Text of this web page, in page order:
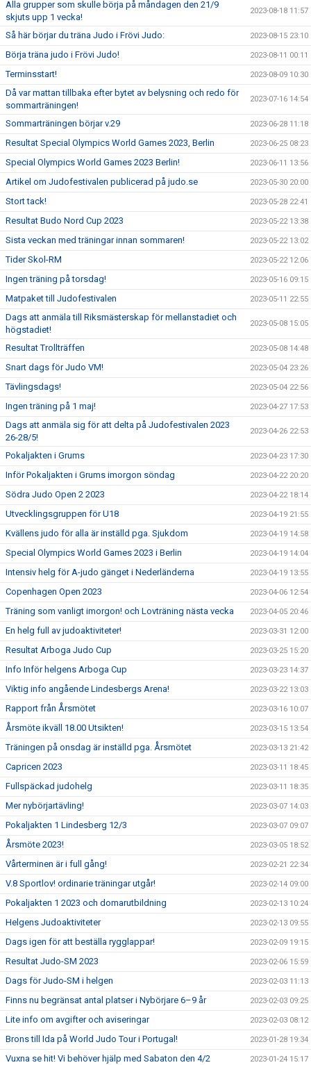
Alla grupper som skulle börja på måndagen den 21/9
skjuts upp 1 vecka!
2023-08-18 11:57
Så här börjar du träna Judo i Frövi Judo: 2023-08-15 23:10
Börja träna judo i Frövi Judo! 2023-08-11 00:11
Terminsstart! 2023-08-09 10:30
Då var mattan tillbaka efter bytet av belysning och redo för
sommarträningen!
2023-07-16 14:54
Sommarträningen börjar v.29 2023-06-28 11:18
Resultat Special Olympics World Games 2023, Berlin 2023-06-25 08:23
Special Olympics World Games 2023 Berlin! 2023-06-11 13:56
Artikel om Judofestivalen publicerad på judo.se 2023-05-30 20:00
Stort tack! 2023-05-28 22:41
Resultat Budo Nord Cup 2023 2023-05-22 13:38
Sista veckan med träningar innan sommaren! 2023-05-22 13:02
Tider Skol-RM 2023-05-22 12:06
Ingen träning på torsdag! 2023-05-16 09:15
Matpaket till Judofestivalen 2023-05-11 22:55
Dags att anmäla till Riksmästerskap för mellanstadiet och
högstadiet!
2023-05-08 15:05
Resultat Trollträffen 2023-05-08 14:48
Snart dags för Judo VM! 2023-05-04 23:26
Tävlingsdags! 2023-05-04 22:56
Ingen träning på 1 maj! 2023-04-27 17:53
Dags att anmäla sig för att delta på Judofestivalen 2023
26-28/5!
2023-04-26 22:53
Pokaljakten i Grums 2023-04-23 17:30
Inför Pokaljakten i Grums imorgon söndag 2023-04-22 20:20
Södra Judo Open 2 2023 2023-04-22 18:14
Utvecklingsgruppen för U18 2023-04-19 21:55
Kvällens judo för alla är inställd pga. Sjukdom 2023-04-19 14:58
Special Olympics World Games 2023 i Berlin 2023-04-19 14:04
Intensiv helg för A-judo gänget i Nederländerna 2023-04-19 13:55
Copenhagen Open 2023 2023-04-06 12:54
Träning som vanligt imorgon! och Lovträning nästa vecka 2023-04-05 20:46
En helg full av judoaktiviteter! 2023-03-31 12:00
Resultat Arboga Judo Cup 2023-03-25 15:20
Info Inför helgens Arboga Cup 2023-03-23 14:37
Viktig info angående Lindesbergs Arena! 2023-03-22 13:03
Rapport från Årsmötet 2023-03-16 10:07
Årsmöte ikväll 18.00 Utsikten! 2023-03-15 13:54
Träningen på onsdag är inställd pga. Årsmötet 2023-03-13 21:42
Capricen 2023 2023-03-11 18:45
Fullspäckad judohelg 2023-03-11 18:35
Mer nybörjartävling! 2023-03-07 14:03
Pokaljakten 1 Lindesberg 12/3 2023-03-07 09:07
Årsmöte 2023! 2023-03-05 18:52
Vårterminen är i full gång! 2023-02-21 22:34
V.8 Sportlov! ordinarie träningar utgår! 2023-02-14 09:00
Pokaljakten 1 2023 och domarutbildning 2023-02-13 10:24
Helgens Judoaktiviteter 2023-02-13 09:55
Dags igen för att beställa rygglappar! 2023-02-09 19:15
Resultat Judo-SM 2023 2023-02-06 15:59
Dags för Judo-SM i helgen 2023-02-03 11:13
Finns nu begränsat antal platser i Nybörjare 6–9 år 2023-02-03 09:25
Lite info om avgifter och aviseringar 2023-02-03 08:12
Brons till Ida på World Judo Tour i Portugal! 2023-01-28 19:34
Vuxna se hit! Vi behöver hjälp med Sabaton den 4/2 2023-01-24 15:17